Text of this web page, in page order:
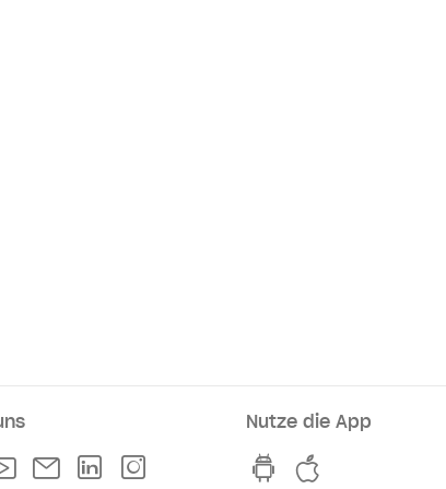
YoutubeNewsletterLinkedln
Nutze die App
hvv switch App